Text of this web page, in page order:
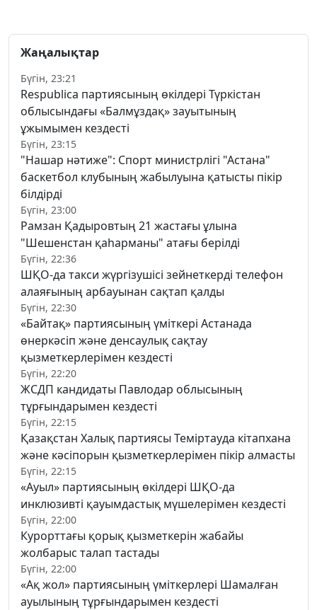
Жаңалықтар
Бүгін, 23:21
Respublica партиясының өкілдері Түркістан
облысындағы «Балмұздақ» зауытының
ұжымымен кездесті
Бүгін, 23:15
"Нашар нәтиже": Спорт министрлігі "Астана"
баскетбол клубының жабылуына қатысты пікір
білдірді
Бүгін, 23:00
Рамзан Қадыровтың 21 жастағы ұлына
"Шешенстан қаһарманы" атағы берілді
Бүгін, 22:36
ШҚО-да такси жүргізушісі зейнеткерді телефон
алаяғының арбауынан сақтап қалды
Бүгін, 22:30
«Байтақ» партиясының үміткері Астанада
өнеркәсіп және денсаулық сақтау
қызметкерлерімен кездесті
Бүгін, 22:20
ЖСДП кандидаты Павлодар облысының
тұрғындарымен кездесті
Бүгін, 22:15
Қазақстан Халық партиясы Теміртауда кітапхана
және кәсіпорын қызметкерлерімен пікір алмасты
Бүгін, 22:15
«Ауыл» партиясының өкілдері ШҚО-да
инклюзивті қауымдастық мүшелерімен кездесті
Бүгін, 22:00
Курорттағы қорық қызметкерін жабайы
жолбарыс талап тастады
Бүгін, 22:00
«Ақ жол» партиясының үміткерлері Шамалған
ауылының тұрғындарымен кездесті